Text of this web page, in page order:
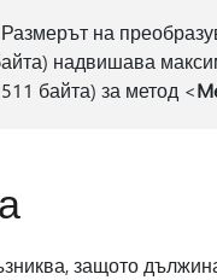
на
надвишава
байта) за метод <
защото